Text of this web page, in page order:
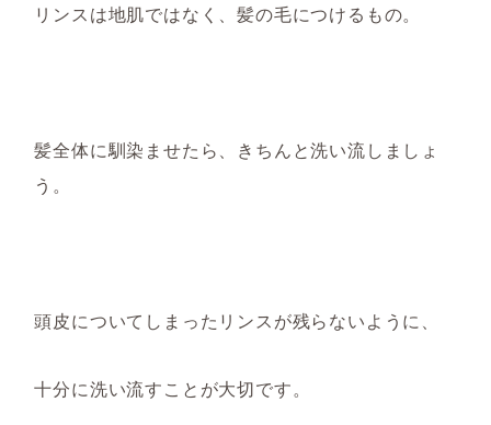
リンスは地肌ではなく、髪の毛につけるもの。
髪全体に馴染ませたら、 きちんと洗い流しましょ
う。
頭皮についてしまったリンスが残らないように、
十分に洗い流すことが大切です。